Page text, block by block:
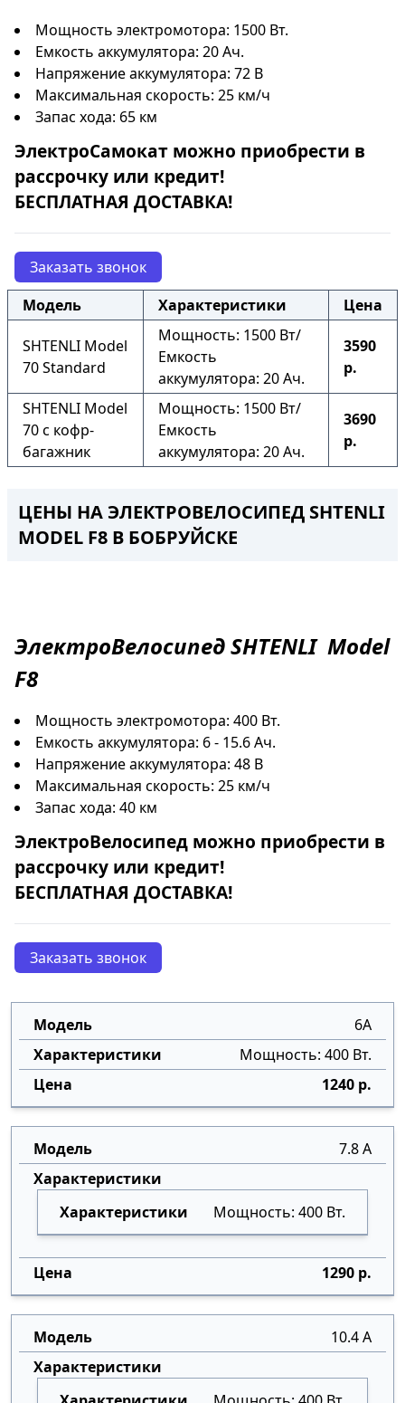
Мощность электромотора: 1500 Вт.
Емкость аккумулятора: 20 Ач.
Напряжение аккумулятора: 72 В
Максимальная скорость: 25 км/ч
Запас хода: 65 км
ЭлектроСамокат можно приобрести в
рассрочку или кредит!
БЕСПЛАТНАЯ ДОСТАВКА!
Заказать звонок
Модель
Характеристики Цена
SHTENLI Model
70 Standard
Мощность: 1500 Вт/
Емкость
аккумулятора: 20 Ач.
3590
р.
SHTENLI Model
70 с кофр-
багажник
Мощность: 1500 Вт/
Емкость
аккумулятора: 20 Ач.
3690
р.
ЦЕНЫ НА ЭЛЕКТРОВЕЛОСИПЕД SHTENLI
MODEL F8 В БОБРУЙСКЕ
ЭлектроВелосипедSHTENLI Model
F8
Мощность электромотора: 400 Вт.
Емкость аккумулятора: 6 - 15.6 Ач.
Напряжение аккумулятора: 48 В
Максимальная скорость: 25 км/ч
Запас хода: 40 км
ЭлектроВелосипед можно приобрести в
рассрочку или кредит!
БЕСПЛАТНАЯ ДОСТАВКА!
Заказать звонок
6А
Мощность: 400 Вт.
1240 р.
7.8 А
Мощность: 400 Вт.
1290 р.
10.4 А